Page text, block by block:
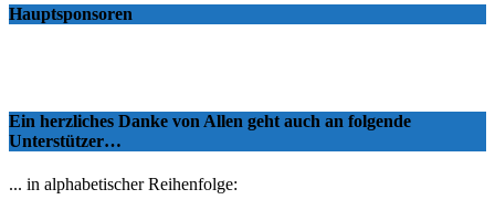
Hauptsponsoren
Ein herzliches Danke von Allen geht auch an folgende
Unterstützer…
... in alphabetischer Reihenfolge: